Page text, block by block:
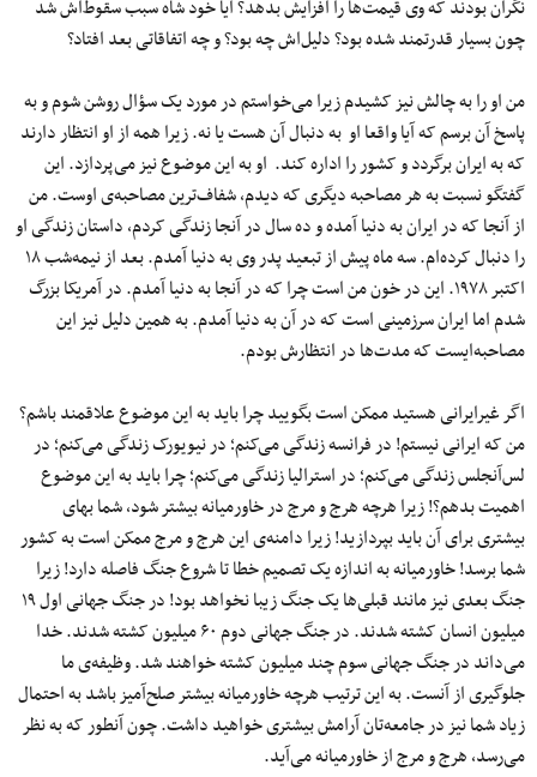
نگران بودند که وی قیمت‌ها را افزایش بدهد؟ آیا خود شاه سبب سقوط‌اش شد
چون بسیار قدرتمند شده بود؟ دلیل‌اش چه بود؟ و چه اتفاقاتی بعد افتاد؟
من او را به چالش نیز کشیدم زیرا می‌خواستم در مورد یک سؤال روشن شوم و به
پاسخ آن برسم که آیا واقعا او به دنبال آن هست یا نه. زیرا همه از او انتظار دارند
که به ایران برگردد و کشور را اداره کند. او به این موضوع نیز می‌پردازد. این
گفتگو نسبت به هر مصاحبه دیگری که دیدم، شفاف‌ترین مصاحبه‌ی اوست. من
از آنجا که در ایران به دنیا آمده‌ و ده سال در آنجا زندگی کردم، داستان زندگی او
را دنبال کرده‌ام. سه ماه پیش از تبعید پدر وی به دنیا آمدم. بعد از نیمه‌شب ۱۸
اکتبر ۱۹۷۸. این در خون من است چرا که در آنجا به دنیا آمدم. در آمریکا بزرگ
شدم اما ایران سرزمینی است که در آن به دنیا آمدم. به همین دلیل نیز این
مصاحبه‌ایست که مدت‌ها در انتظارش بودم.
اگر غیرایرانی هستید ممکن است بگویید چرا باید به این موضوع علاقمند باشم؟
من که ایرانی نیستم! در فرانسه زندگی می‌کنم؛ در نیویورک زندگی می‌کنم؛ در
لس‌آنجلس زندگی می‌کنم؛ در استرالیا زندگی می‌کنم؛ چرا باید به این موضوع
اهمیت بدهم؟! زیرا هرچه هرج و مرج در خاورمیانه بیشتر شود، شما بهای
بیشتری برای آن باید بپردازید! زیرا دامنه‌ی این هرج و مرج ممکن است به کشور
شما برسد! خاورمیانه به اندازه یک تصمیم خطا تا شروع جنگ فاصله دارد! زیرا
جنگ بعدی نیز مانند قبلی‌ها یک جنگ زیبا نخواهد بود! در جنگ جهانی اول ۱۹
میلیون انسان کشته شدند. در جنگ جهانی دوم ۶۰ میلیون کشته شدند. خدا
می‌داند در جنگ جهانی سوم چند میلیون کشته خواهند شد. وظیفه‌ی ما
جلوگیری از آنست. به این ترتیب هرچه خاورمیانه بیشتر صلح‌آمیز باشد به احتمال
زیاد شما نیز در جامعه‌تان آرامش بیشتری خواهید داشت. چون آنطور که به نظر
می‌رسد، هرج و مرج از خاورمیانه می‌آید.